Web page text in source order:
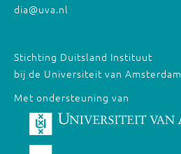
dia@uva.nl
Stichting Duitsland Instituut
bij de Universiteit van Amsterdam
Met ondersteuning van